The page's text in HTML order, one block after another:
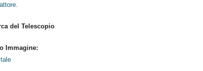
del Telescopio
Immagine: